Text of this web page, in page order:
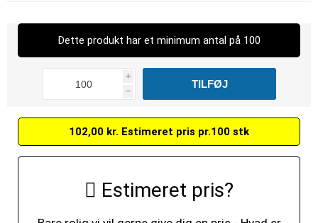
Dette produkt har et minimum antal på 100
i
h
102,00 kr. Estimeret pris pr.100 stk
Estimeret pris?